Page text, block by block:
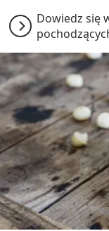
Dowiedz się